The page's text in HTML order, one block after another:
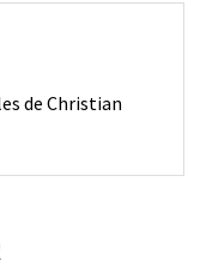
de Christian